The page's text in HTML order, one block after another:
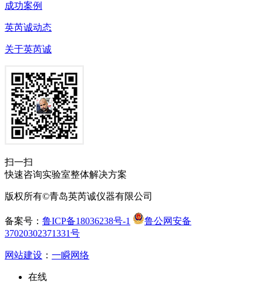
成功案例
英芮诚动态
关于英芮诚
扫一扫
快速咨询实验室整体解决方案
版权所有©青岛英芮诚仪器有限公司
备案号： 鲁ICP备18036238号-1
鲁公网安备
37020302371331号
网站建设 ： 一瞬网络
在线